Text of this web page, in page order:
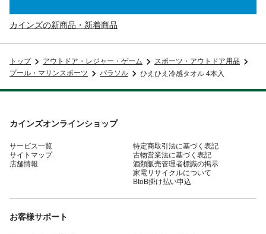
カインズの新商品・新着商品
トップ アウトドア・レジャー・ゲーム
スポーツ・アウトドア用品
プール・マリンスポーツ
パラソル ひえひえ冷感タオル 4本入
カインズオンラインショップ
サービス一覧
サイトマップ
店舗情報
特定商取引法に基づく表記
古物営業法に基づく表記
酒類販売管理者標識の掲示
家電リサイクルについて
BtoB掛け払い申込
お客様サポート